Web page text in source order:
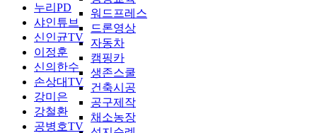
워드프레스
드론영상
자동차
캠핑카
생존스쿨
건축시공
공구제작
채소농장
누리PD
샤인튜브
신인균TV
이정훈
신의한수
손상대TV
강미은
강철환
공병호TV